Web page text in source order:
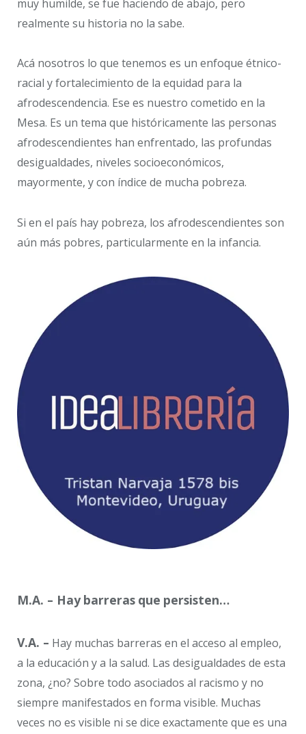
muy humilde, se fue haciendo de abajo, pero
realmente su historia no la sabe.
Acá nosotros lo que tenemos es un enfoque étnico-
racial y fortalecimiento de la equidad para la
afrodescendencia. Ese es nuestro cometido en la
Mesa. Es un tema que históricamente las personas
afrodescendientes han enfrentado, las profundas
desigualdades, niveles socioeconómicos,
mayormente, y con índice de mucha pobreza.
Si en el país hay pobreza, los afrodescendientes son
aún más pobres, particularmente en la infancia.
M.A. – Hay barreras que persisten…
V.A. – Hay muchas barreras en el acceso al empleo,
a la educación y a la salud. Las desigualdades de esta
zona, ¿no? Sobre todo asociados al racismo y no
siempre manifestados en forma visible. Muchas
veces no es visible ni se dice exactamente que es una